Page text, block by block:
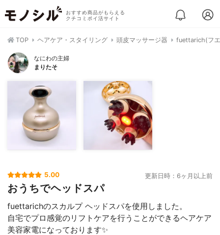
おすすめ商品がもらえる
クチコミポイ活サイト
TOP ヘアケア・スタイリング 頭皮マッサージ器 fuettarich(フ
なにわの主婦
まりたそ
5.00 更新日時：6ヶ月以上前
おうちでヘッドスパ
fuettarichのスカルプ ヘッドスパを使用しました。
自宅でプロ感覚のリフトケアを行うことができるヘアケア
美容家電になっております✨